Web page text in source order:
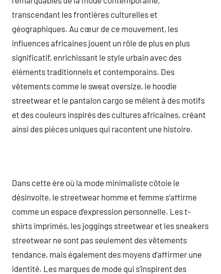
transcendant les frontières culturelles et
géographiques. Au cœur de ce mouvement, les
influences africaines jouent un rôle de plus en plus
significatif, enrichissant le style urbain avec des
éléments traditionnels et contemporains. Des
vêtements comme le sweat oversize, le hoodie
streetwear et le pantalon cargo se mêlent à des motifs
et des couleurs inspirés des cultures africaines, créant
ainsi des pièces uniques qui racontent une histoire.
Dans cette ère où la mode minimaliste côtoie le
désinvolte, le streetwear homme et femme s’affirme
comme un espace d’expression personnelle. Les t-
shirts imprimés, les joggings streetwear et les sneakers
streetwear ne sont pas seulement des vêtements
tendance, mais également des moyens d’affirmer une
identité. Les marques de mode qui s’inspirent des